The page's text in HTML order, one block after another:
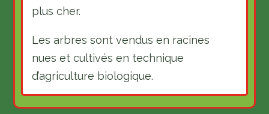
plus cher.
Les arbres sont vendus en racines
nues et cultivés en technique
d’agriculture biologique.